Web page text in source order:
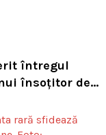
întregul
însoțitor de